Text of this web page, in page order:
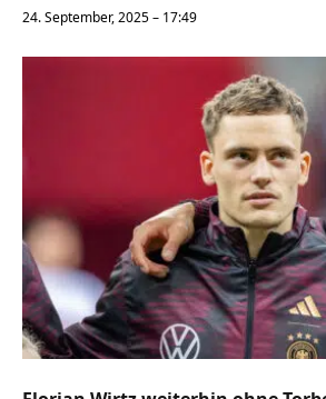
24. September, 2025 – 17:49